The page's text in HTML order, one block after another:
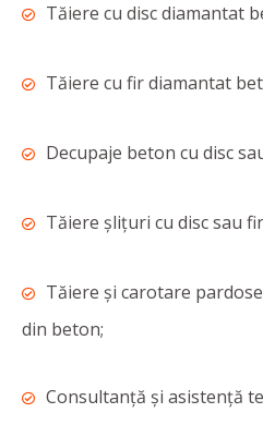
Tăiere cu disc diamantat
Tăiere cu fir diamantat
Decupaje beton cu disc
Tăiere şliţuri cu disc sau
Tăiere și carotare
din beton;
Consultanţă și asistență